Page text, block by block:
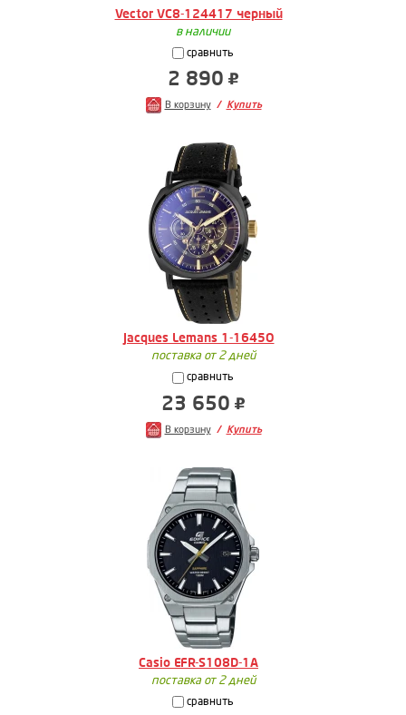
Vector VC8-124417 черный
в наличии
сравнить
2 890
В корзину Купить
Jacques Lemans 1-1645O
поставка от 2 дней
сравнить
23 650
В корзину Купить
Casio EFR-S108D-1A
поставка от 2 дней
сравнить